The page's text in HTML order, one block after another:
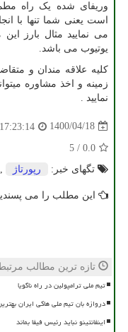
وریفای شده یک راه
است یعنی شما تنها با
می نمایید مثال بارز
یوتیوب می باشد.
کلیه علاقه مندان و
زمینه و اخذ مشاوره
نمایید .
1400/04/18
17:23:14
0.0
/
5
تگهای خبر:
رپورتاژ
این مطلب را می
تازه ترین مطالب
تیم ملی ترامپولین در راه ناگویا
دروازه بان تیم ملی هاکی ایران
اینفانتینو نباید رئیس فیفا بماند